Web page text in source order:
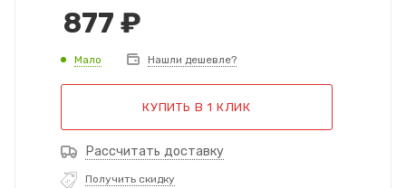
877 ₽
Мало Нашли дешевле?
КУПИТЬ В 1 КЛИК
Рассчитать доставку
Получить скидку